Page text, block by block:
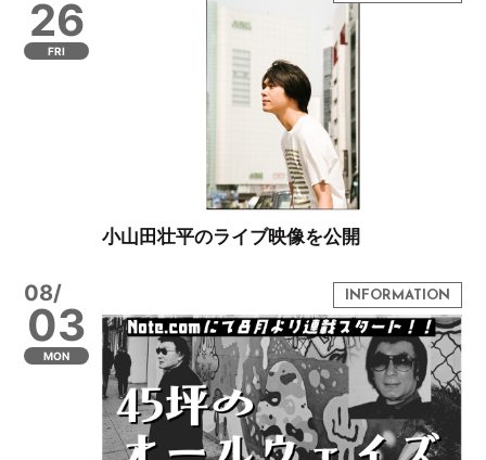
26
FRI
小山田壮平のライブ映像を公開
08/
03
MON